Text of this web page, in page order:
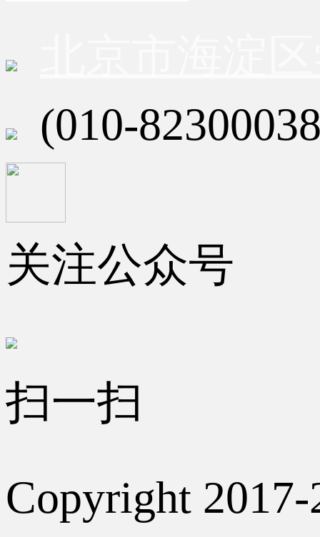
(010-
关注公众号
扫一扫
Copyright